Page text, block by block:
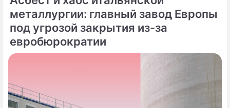
исполнителей.
металлургии: главный завод Европы
под угрозой закрытия из-за
евробюрократии